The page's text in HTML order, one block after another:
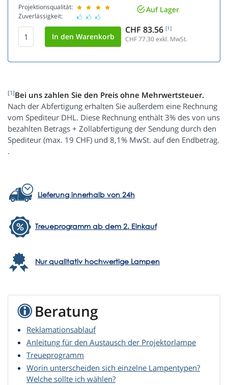
Projektionsqualität:
Zuverlässigkeit:
Auf Lager
CHF 83.56 [1]
CHF 77.30exkl. MwSt.
[1]Bei uns zahlen Sie den Preis ohne Mehrwertsteuer.
Nach der Abfertigung erhalten Sie außerdem eine Rechnung
vom Spediteur DHL. Diese Rechnung enthält 3% des von uns
bezahlten Betrags + Zollabfertigung der Sendung durch den
Spediteur (max. 19 CHF) und 8,1% MwSt. auf den Endbetrag.
.
Lieferung innerhalb von 24h
Treueprogramm ab dem 2. Einkauf
Nur qualitativ hochwertige Lampen
Beratung
Reklamationsablauf
Anleitung für den Austausch der Projektorlampe
Treueprogramm
Worin unterscheiden sich einzelne Lampentypen?
Welche sollte ich wählen?